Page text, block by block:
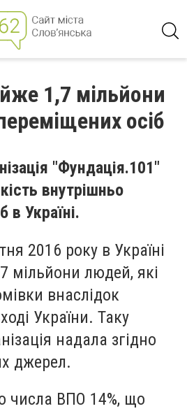
1,7 мільйони
осіб
"Фундація.101"
внутрішньо
в Україні.
2016 року в Україні
мільйони людей, які
внаслідок
України. Таку
надала згідно
джерел.
числа ВПО 14%, що